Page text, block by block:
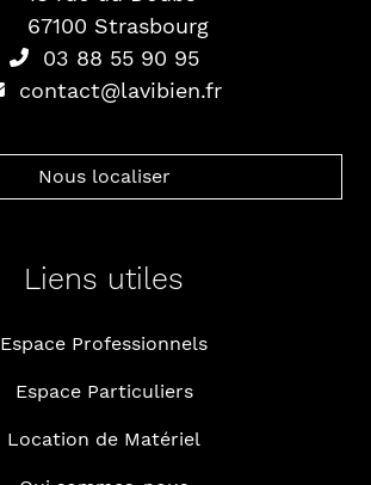
67100 Strasbourg
03 88 55 90 95
contact@lavibien.fr
Nous localiser
Liens utiles
Espace Professionnels
Espace Particuliers
Location de Matériel